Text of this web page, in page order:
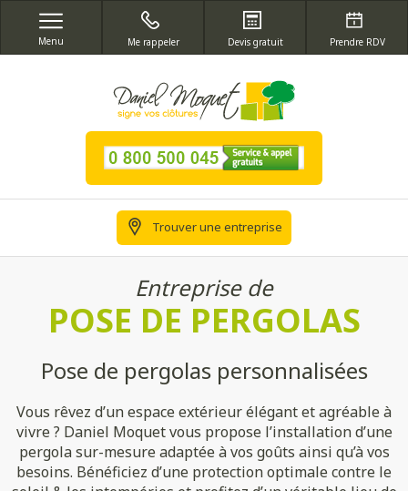
Menu Me rappeler Devis gratuit Prendre RDV
Trouver une entreprise
Entreprise de
POSE DE PERGOLAS
Pose de pergolas personnalisées
Vous rêvez d’un espace extérieur élégant et agréable à
vivre ? Daniel Moquet vous propose l’installation d’une
pergola sur-mesure adaptée à vos goûts ainsi qu’à vos
besoins. Bénéficiez d’une protection optimale contre le